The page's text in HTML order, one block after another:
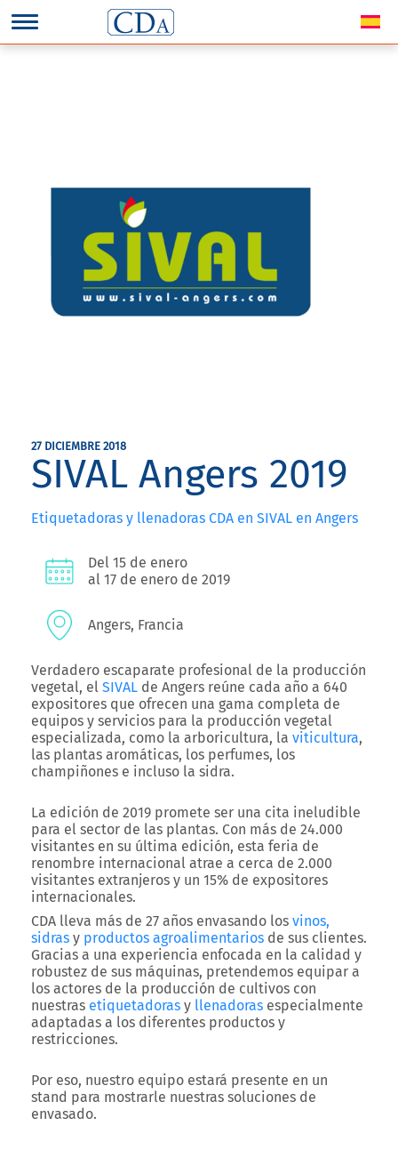
27 DICIEMBRE 2018
SIVAL Angers 2019
Etiquetadoras y llenadoras CDA en SIVAL en Angers
Del 15 de enero
al 17 de enero de 2019
Angers, Francia
Verdadero escaparate profesional de la producción
vegetal, el SIVAL de Angers reúne cada año a 640
expositores que ofrecen una gama completa de
equipos y servicios para la producción vegetal
especializada, como la arboricultura, la viticultura,
las plantas aromáticas, los perfumes, los
champiñones e incluso la sidra.
La edición de 2019 promete ser una cita ineludible
para el sector de las plantas. Con más de 24.000
visitantes en su última edición, esta feria de
renombre internacional atrae a cerca de 2.000
visitantes extranjeros y un 15% de expositores
internacionales.
CDA lleva más de 27 años envasando los vinos,
sidras y productos agroalimentarios de sus clientes.
Gracias a una experiencia enfocada en la calidad y
robustez de sus máquinas, pretendemos equipar a
los actores de la producción de cultivos con
nuestras etiquetadoras y llenadoras especialmente
adaptadas a los diferentes productos y
restricciones.
Por eso, nuestro equipo estará presente en un
stand para mostrarle nuestras soluciones de
envasado.